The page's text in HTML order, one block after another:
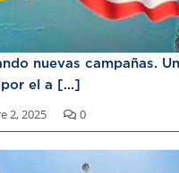
nuevas campañas.
el a [...]
2, 2025 0